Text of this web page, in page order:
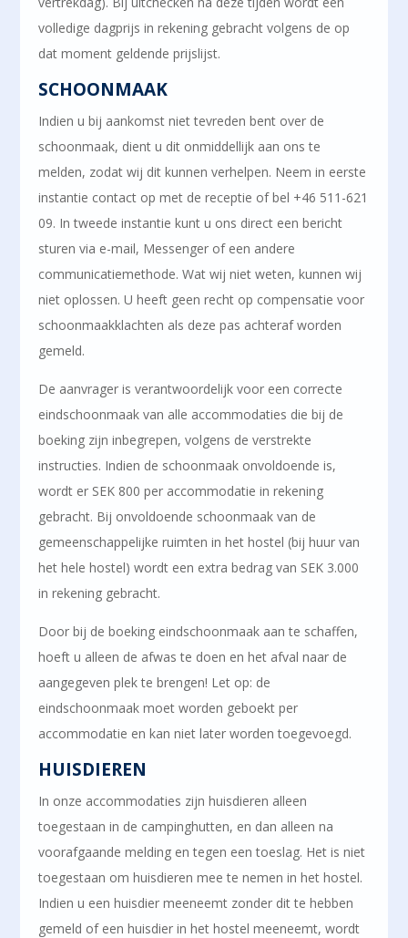
volledige dagprijs in rekening gebracht volgens de op
dat moment geldende prijslijst.
SCHOONMAAK
Indien u bij aankomst niet tevreden bent over de
schoonmaak, dient u dit onmiddellijk aan ons te
melden, zodat wij dit kunnen verhelpen. Neem in eerste
instantie contact op met de receptie of bel +46 511-621
09. In tweede instantie kunt u ons direct een bericht
sturen via e-mail, Messenger of een andere
communicatiemethode. Wat wij niet weten, kunnen wij
niet oplossen. U heeft geen recht op compensatie voor
schoonmaakklachten als deze pas achteraf worden
gemeld.
De aanvrager is verantwoordelijk voor een correcte
eindschoonmaak van alle accommodaties die bij de
boeking zijn inbegrepen, volgens de verstrekte
instructies. Indien de schoonmaak onvoldoende is,
wordt er SEK 800 per accommodatie in rekening
gebracht. Bij onvoldoende schoonmaak van de
gemeenschappelijke ruimten in het hostel (bij huur van
het hele hostel) wordt een extra bedrag van SEK 3.000
in rekening gebracht.
Door bij de boeking eindschoonmaak aan te schaffen,
hoeft u alleen de afwas te doen en het afval naar de
aangegeven plek te brengen! Let op: de
eindschoonmaak moet worden geboekt per
accommodatie en kan niet later worden toegevoegd.
HUISDIEREN
In onze accommodaties zijn huisdieren alleen
toegestaan in de campinghutten, en dan alleen na
voorafgaande melding en tegen een toeslag. Het is niet
toegestaan om huisdieren mee te nemen in het hostel.
Indien u een huisdier meeneemt zonder dit te hebben
gemeld of een huisdier in het hostel meeneemt, wordt